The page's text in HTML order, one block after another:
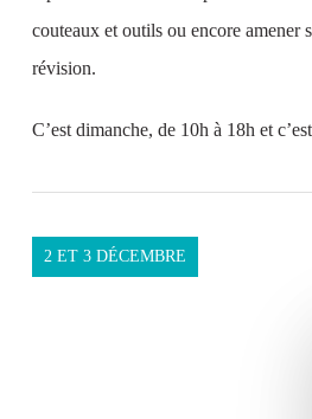
couteaux et outils ou encore amener
révision.
C’est dimanche, de 10h à 18h et
2 ET 3 DÉCEMBRE